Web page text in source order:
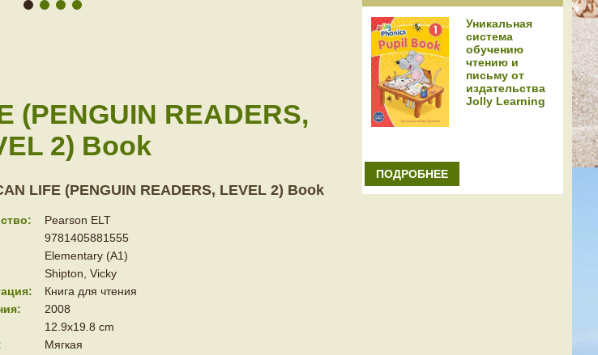
(PENGUIN READERS,
2) Book
LIFE (PENGUIN READERS, LEVEL 2) Book
Pearson ELT
9781405881555
Elementary (A1)
Shipton, Vicky
Книга для чтения
2008
12.9x19.8 cm
Мягкая
Уникальная
система
обучению
чтению и
письму от
издательства
Jolly Learning
ПОДРОБНЕЕ